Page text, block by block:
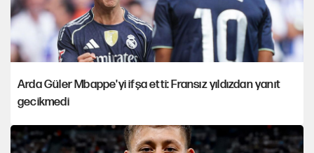
Arda Güler Mbappe'yi ifşa etti: Fransız yıldızdan yanıt
gecikmedi